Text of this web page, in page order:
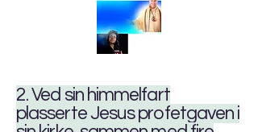
2. Ved sin himmelfart
plasserte Jesus profetgaven i